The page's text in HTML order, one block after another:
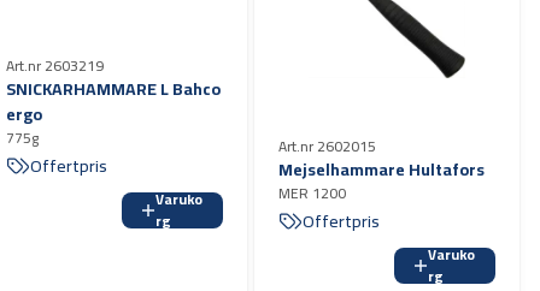
Art.nr 2603219
SNICKARHAMMARE L Bahco
ergo
775g
Offertpris
Varuko
rg
Art.nr 2602015
Mejselhammare Hultafors
MER 1200
Offertpris
Varuko
rg